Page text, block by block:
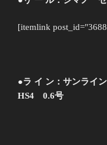
[itemlink
●ラ イ ン：サンライ
HS4 0.6号